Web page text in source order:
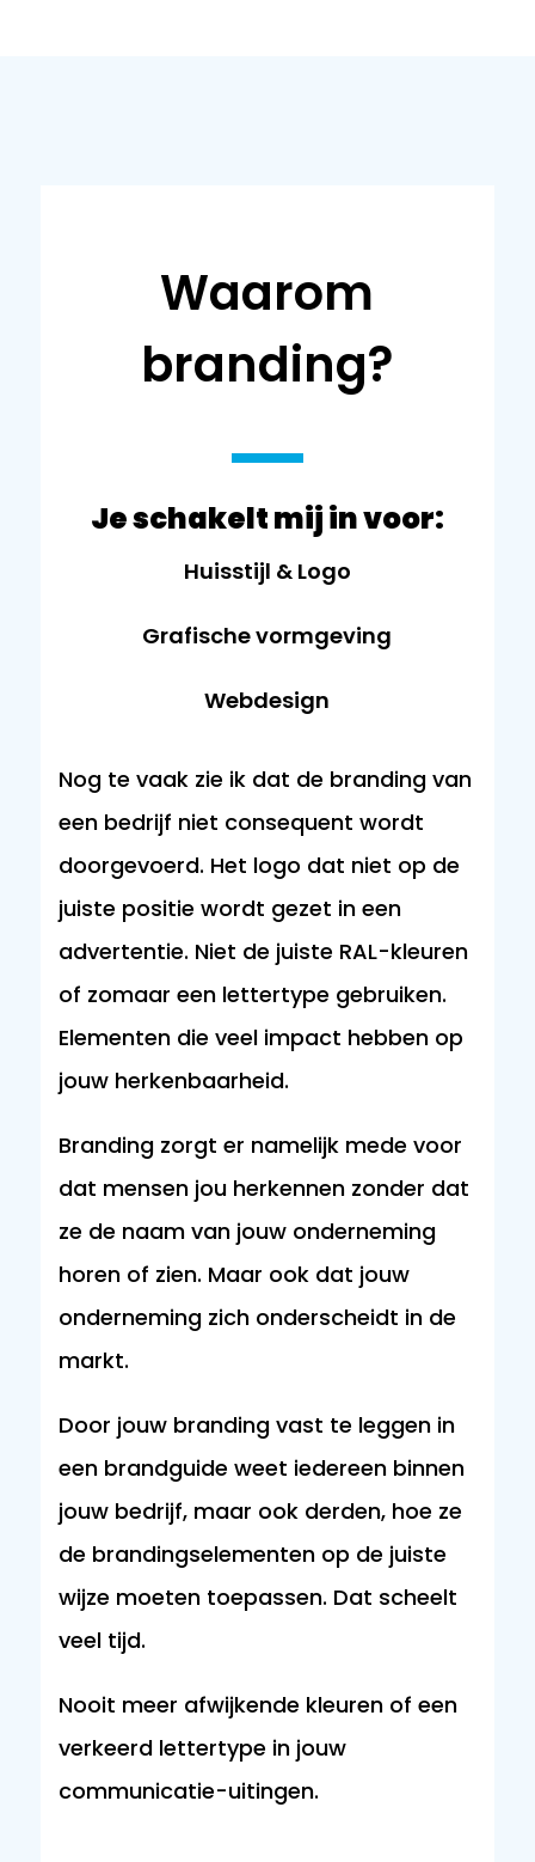
Waarom
branding?
Je schakelt mij in voor:
Huisstijl & Logo
Grafische vormgeving
Webdesign
Nog te vaak zie ik dat de branding van
een bedrijf niet consequent wordt
doorgevoerd. Het logo dat niet op de
juiste positie wordt gezet in een
advertentie. Niet de juiste RAL-kleuren
of zomaar een lettertype gebruiken.
Elementen die veel impact hebben op
jouw herkenbaarheid.
Branding zorgt er namelijk mede voor
dat mensen jou herkennen zonder dat
ze de naam van jouw onderneming
horen of zien. Maar ook dat jouw
onderneming zich onderscheidt in de
markt.
Door jouw branding vast te leggen in
een brandguide weet iedereen binnen
jouw bedrijf, maar ook derden, hoe ze
de brandingselementen op de juiste
wijze moeten toepassen. Dat scheelt
veel tijd.
Nooit meer afwijkende kleuren of een
verkeerd lettertype in jouw
communicatie-uitingen.